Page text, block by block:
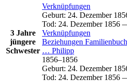
3 Jahre
jüngere
Schwester
Verknüpfungen
Geburt: 24. Dezember
Tod: 24. Dezember 1856
Verknüpfungen
Beziehungen Familienbuch
… Philipp
1856–1856
Geburt: 24. Dezember
Tod: 24. Dezember 1856